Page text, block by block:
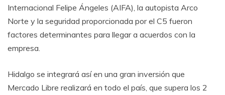
Internacional Felipe Ángeles (AIFA), la autopista Arco
Norte y la seguridad proporcionada por el C5 fueron
factores determinantes para llegar a acuerdos con la
empresa.
Hidalgo se integrará así en una gran inversión que
Mercado Libre realizará en todo el país, que supera los 2